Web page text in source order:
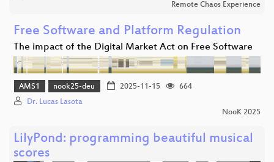
Remote Chaos Experience
Free Software and Platform Regulation
The impact of the Digital Market Act on Free Software
AMS1 nook25-deu 2025-11-15
664
Dr. Lucas Lasota
NooK 2025
LilyPond: programming beautiful musical
scores